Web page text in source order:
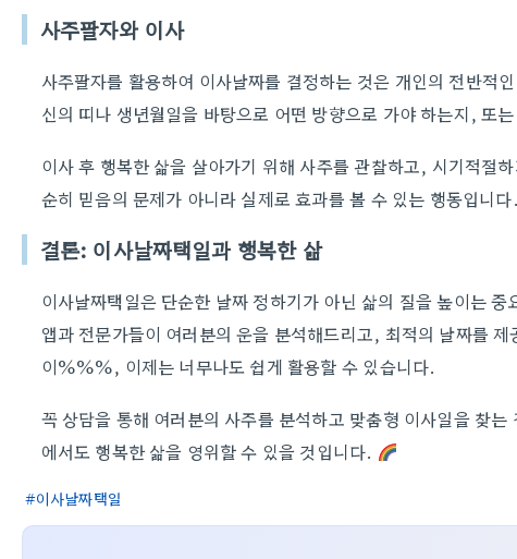
사주팔자와 이사
사주팔자를 활용하여 이사날짜를 결정하는 것은 개인의 전반적
신의 띠나 생년월일을 바탕으로 어떤 방향으로 가야 하는지, 또
이사 후 행복한 삶을 살아가기 위해 사주를 관찰하고, 시기적절
순히 믿음의 문제가 아니라 실제로 효과를 볼 수 있는 행동입니다.
결론: 이사날짜택일과 행복한 삶
이사날짜택일은 단순한 날짜 정하기가 아닌 삶의 질을 높이는 중
앱과 전문가들이 여러분의 운을 분석해드리고, 최적의 날짜를
이%%%, 이제는 너무나도 쉽게 활용할 수 있습니다.
꼭 상담을 통해 여러분의 사주를 분석하고 맞춤형 이사일을 찾
에서도 행복한 삶을 영위할 수 있을 것입니다.
이사날짜택일